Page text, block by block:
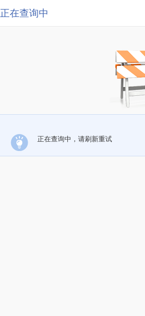
正在查询中
正在查询中，请刷新重试